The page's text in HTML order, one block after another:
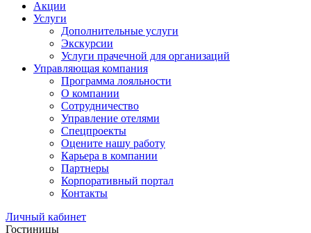
Акции
Услуги
Дополнительные услуги
Экскурсии
Услуги прачечной для организаций
Управляющая компания
Программа лояльности
О компании
Сотрудничество
Управление отелями
Спецпроекты
Оцените нашу работу
Карьера в компании
Партнеры
Корпоративный портал
Контакты
Личный кабинет
Гостиницы